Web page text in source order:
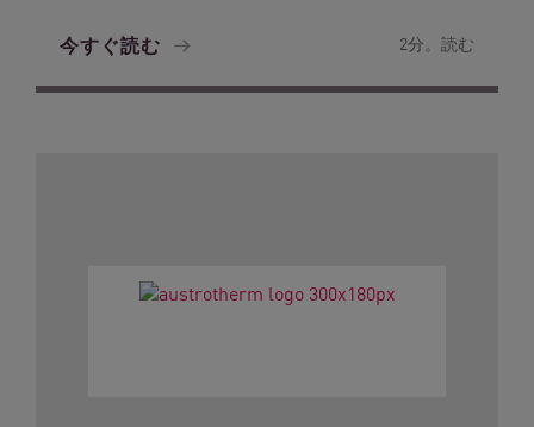
今すぐ読む 2分。読む